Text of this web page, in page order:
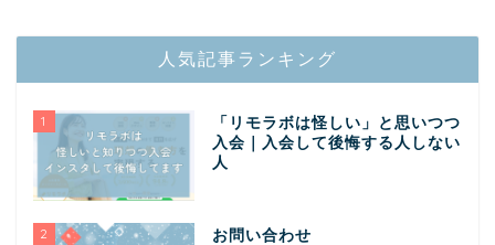
人気記事ランキング
1
「リモラボは怪しい」と思いつつ
入会｜入会して後悔する人しない
人
2 お問い合わせ